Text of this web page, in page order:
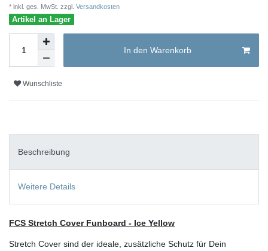
* inkl. ges. MwSt. zzgl. Versandkosten
Artikel an Lager
In den Warenkorb
Wunschliste
Beschreibung
Weitere Details
FCS Stretch Cover Funboard - Ice Yellow
Stretch Cover sind der ideale, zusätzliche Schutz für Dein